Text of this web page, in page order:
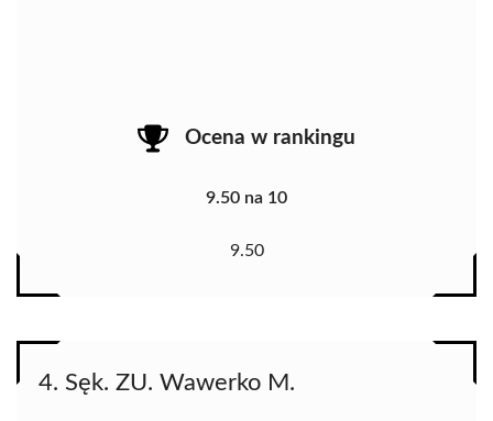
Ocena w rankingu
9.50 na 10
9.50
4. Sęk. ZU. Wawerko M.